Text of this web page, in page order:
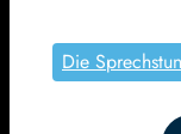
Die